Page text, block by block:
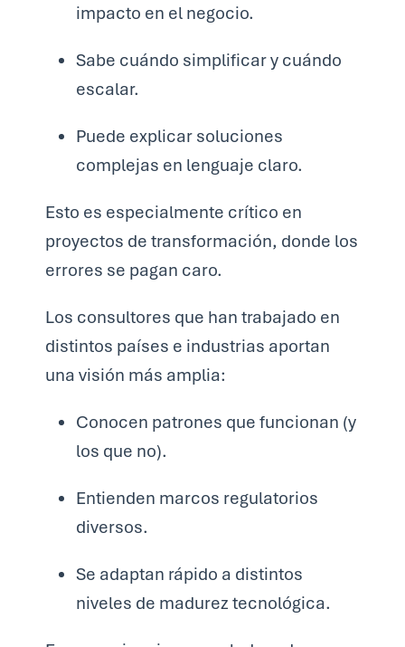
impacto en el negocio.
Sabe cuándo simplificar y cuándo
escalar.
Puede explicar soluciones
complejas en lenguaje claro.
Esto es especialmente crítico en
proyectos de transformación, donde los
errores se pagan caro.
Los consultores que han trabajado en
distintos países e industrias aportan
una visión más amplia:
Conocen patrones que funcionan (y
los que no).
Entienden marcos regulatorios
diversos.
Se adaptan rápido a distintos
niveles de madurez tecnológica.